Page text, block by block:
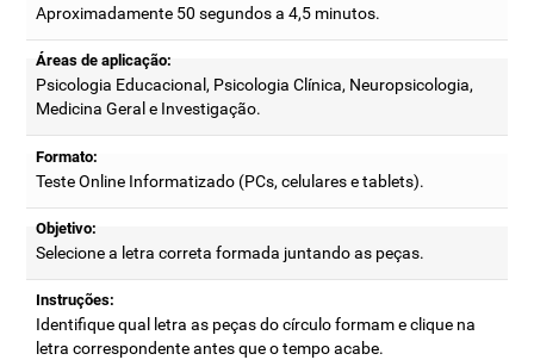
Aproximadamente 50 segundos a 4,5 minutos.
Áreas de aplicação:
Psicologia Educacional, Psicologia Clínica, Neuropsicologia,
Medicina Geral e Investigação.
Formato:
Teste Online Informatizado (PCs, celulares e tablets).
Objetivo:
Selecione a letra correta formada juntando as peças.
Instruções:
Identifique qual letra as peças do círculo formam e clique na
letra correspondente antes que o tempo acabe.